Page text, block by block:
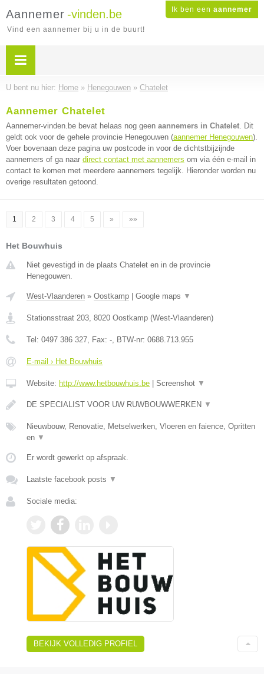
Ik ben een aannemer
Aannemer -vinden.be
Vind een aannemer bij u in de buurt!
U bent nu hier: Home » Henegouwen » Chatelet
Aannemer Chatelet
Aannemer-vinden.be bevat helaas nog geen aannemers in Chatelet. Dit
geldt ook voor de gehele provincie Henegouwen (aannemer Henegouwen).
Voer bovenaan deze pagina uw postcode in voor de dichtstbijzijnde
aannemers of ga naar direct contact met aannemers om via één e-mail in
contact te komen met meerdere aannemers tegelijk. Hieronder worden nu
overige resultaten getoond.
1 2 3 4 5 » »»
Het Bouwhuis
Niet gevestigd in de plaats Chatelet en in de provincie
Henegouwen.
West-Vlaanderen » Oostkamp Google maps ▼
Stationsstraat 203, 8020 Oostkamp (West-Vlaanderen)
Tel: 0497 386 327, Fax: -, BTW-nr: 0688.713.955
E-mail › Het Bouwhuis
Website: http://www.hetbouwhuis.be Screenshot ▼
DE SPECIALIST VOOR UW RUWBOUWWERKEN ▼
Nieuwbouw, Renovatie, Metselwerken, Vloeren en faience, Opritten
en ▼
Er wordt gewerkt op afspraak.
Laatste facebook posts ▼
Sociale media:
BEKIJK VOLLEDIG PROFIEL